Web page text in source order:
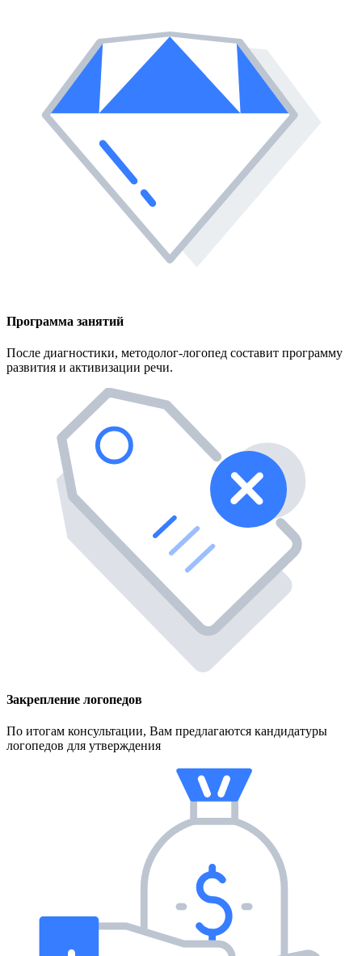
Программа занятий
После диагностики, методолог-логопед составит программу
развития и активизации речи.
Закрепление логопедов
По итогам консультации, Вам предлагаются кандидатуры
логопедов для утверждения